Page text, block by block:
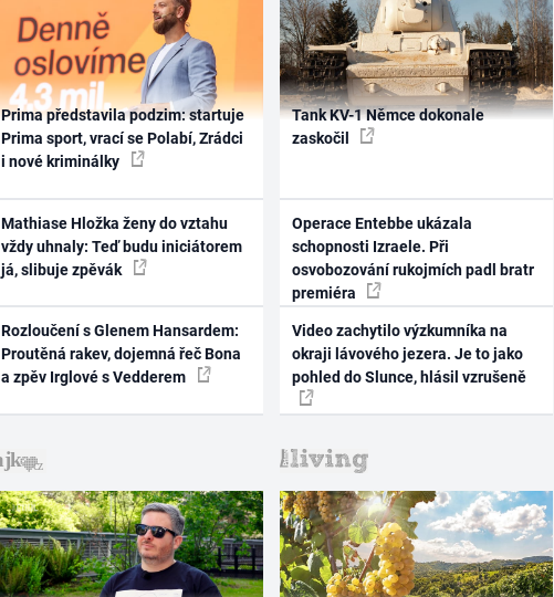
Prima představila podzim: startuje
Prima sport, vrací se Polabí, Zrádci
i nové kriminálky
Mathiase Hložka ženy do vztahu
vždy uhnaly: Teď budu iniciátorem
já, slibuje zpěvák
Rozloučení s Glenem Hansardem:
Proutěná rakev, dojemná řeč Bona
a zpěv Irglové s Vedderem
Tank KV-1 Němce dokonale
zaskočil
Operace Entebbe ukázala
schopnosti Izraele. Při
osvobozování rukojmích padl bratr
premiéra
Video zachytilo výzkumníka na
okraji lávového jezera. Je to jako
pohled do Slunce, hlásil vzrušeně